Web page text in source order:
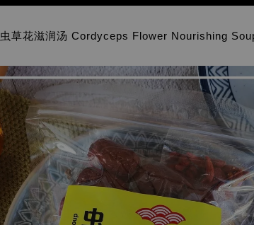
虫草花滋润汤 Cordyceps Flower Nourishing